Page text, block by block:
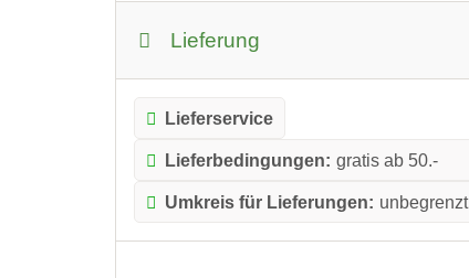
Lieferung
Lieferservice
Lieferbedingungen: gratis ab 50.-
Umkreis für Lieferungen: unbegrenzt